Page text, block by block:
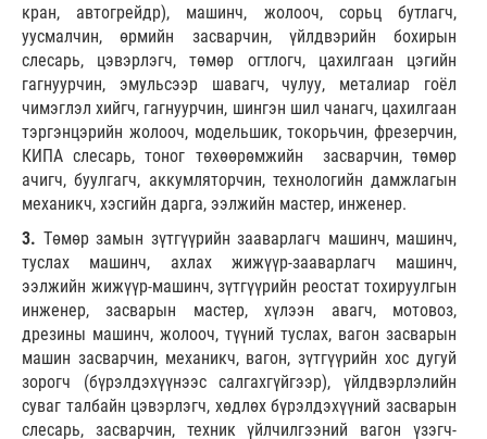
кран, автогрейдр), машинч, жолооч, сорьц бутлагч,
уусмалчин, өрмийн засварчин, үйлдвэрийн бохирын
слесарь, цэвэрлэгч, төмөр огтлогч, цахилгаан цэгийн
гагнуурчин, эмульсээр шавагч, чулуу, металиар гоёл
чимэглэл хийгч, гагнуурчин, шингэн шил чанагч, цахилгаан
тэргэнцэрийн жолооч, модельшик, токорьчин, фрезерчин,
КИПА слесарь, тоног төхөөрөмжийн засварчин, төмөр
ачигч, буулгагч, аккумляторчин, технологийн дамжлагын
механикч, хэсгийн дарга, ээлжийн мастер, инженер.
3. Төмөр замын зүтгүүрийн зааварлагч машинч, машинч,
туслах машинч, ахлах жижүүр-зааварлагч машинч,
ээлжийн жижүүр-машинч, зүтгүүрийн реостат тохируулгын
инженер, засварын мастер, хүлээн авагч, мотовоз,
дрезины машинч, жолооч, түүний туслах, вагон засварын
машин засварчин, механикч, вагон, зүтгүүрийн хос дугуй
зорогч (бүрэлдэхүүнээс салгахгүйгээр), үйлдвэрлэлийн
суваг талбайн цэвэрлэгч, хөдлөх бүрэлдэхүүний засварын
слесарь, засварчин, техник үйлчилгээний вагон үзэгч-